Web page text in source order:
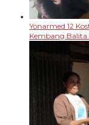
Yonarmed 12
Kembang Balita